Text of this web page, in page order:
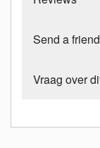
Send a friend
Vraag over